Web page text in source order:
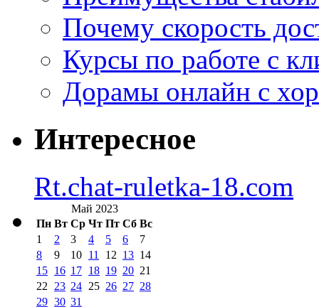
Почему скорость
Курсы по работе с
Дорамы онлайн с
Интересное
Rt.chat-ruletka-18.com
Май 2023
Пн Вт Ср Чт Пт Сб Вс
1 2 3 4 5 6
7
8
9 10 11 12 13 14
15 16 17 18 19 20 21
22
23 24 25 26 27 28
29 30 31